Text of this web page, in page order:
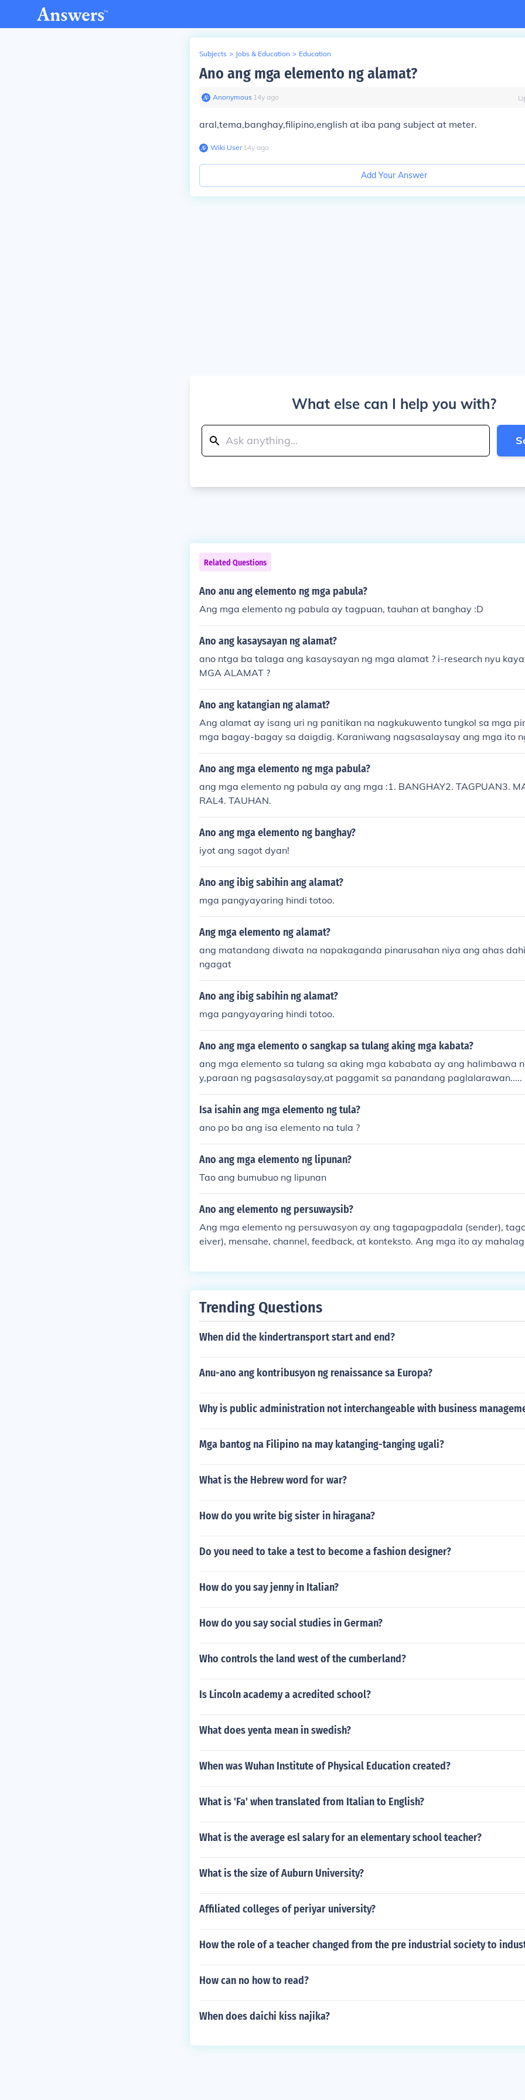
Subjects > Jobs & Education > Education
Ano ang mga elemento ng alamat?
Anonymous∙ 14y ago
aral,tema,banghay,filipino,english at iba pang subject at meter.
Wiki User∙14y ago
Add Your Answer
What else can I help you with?
Related Questions
Ano anu ang elemento ng mga pabula?
Ang mga elemento ng pabula ay tagpuan, tauhan at banghay :D
Ano ang kasaysayan ng alamat?
ano ntga ba talaga ang kasaysayan ng mga alamat ? i-research nyu
MGA ALAMAT ?
Ano ang katangian ng alamat?
Ang alamat ay isang uri ng panitikan na nagkukuwento tungkol sa mga
mga bagay-bagay sa daigdig. Karaniwang nagsasalaysay ang mga ito
yari hinggil sa tunay na mga Tao at pook, at mayroong pinagbatayan sa
augnay ang alamat ng mga mito at kuwentong-bayan.[1] Ang salitang
Ano ang mga elemento ng mga pabula?
ang mga elemento ng pabula ay ang mga :1. BANGHAY2. TAGPUAN3.
RAL4. TAUHAN.
Ano ang mga elemento ng banghay?
iyot ang sagot dyan!
Ano ang ibig sabihin ang alamat?
mga pangyayaring hindi totoo.
Ang mga elemento ng alamat?
ang matandang diwata na napakaganda pinarusahan niya ang ahas
ngagat
Ano ang ibig sabihin ng alamat?
mga pangyayaring hindi totoo.
Ano ang mga elemento o sangkap sa tulang aking mga kabata?
ang mga elemento sa tulang sa aking mga kababata ay ang halimbawa
y,paraan ng pagsasalaysay,at paggamit sa panandang paglalarawan.....
Isa isahin ang mga elemento ng tula?
ano po ba ang isa elemento na tula ?
Ano ang mga elemento ng lipunan?
Tao ang bumubuo ng lipunan
Ano ang elemento ng persuwaysib?
Ang mga elemento ng persuwasyon ay ang tagapagpadala (sender),
eiver), mensahe, channel, feedback, at konteksto. Ang mga ito ay
Trending Questions
When did the kindertransport start and end?
Anu-ano ang kontribusyon ng renaissance sa Europa?
Why is public administration not interchangeable with business
Mga bantog na Filipino na may katanging-tanging ugali?
What is the Hebrew word for war?
How do you write big sister in hiragana?
Do you need to take a test to become a fashion designer?
How do you say jenny in Italian?
How do you say social studies in German?
Who controls the land west of the cumberland?
Is Lincoln academy a acredited school?
What does yenta mean in swedish?
When was Wuhan Institute of Physical Education created?
What is 'Fa' when translated from Italian to English?
What is the average esl salary for an elementary school teacher?
What is the size of Auburn University?
Affiliated colleges of periyar university?
How the role of a teacher changed from the pre industrial society to
How can no how to read?
When does daichi kiss najika?